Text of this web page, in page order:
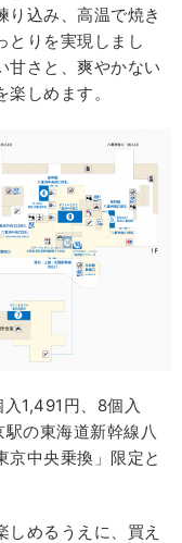
り込み、高温で焼き
とりを実現しまし
甘さと、爽やかない
しめます。
1,491円、8個入
の東海道新幹線⼋
京中央乗換」限定と
めるうえに、買え